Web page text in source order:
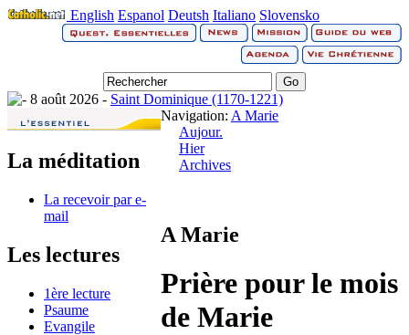
English Espanol Deutsh Italiano Slovensko
8 août 2026 - Saint Dominique (1170-1221)
La méditation
La recevoir par e-
mail
Les lectures
1ère lecture
Psaume
Evangile
Navigation: A Marie
Aujour.
Hier
Archives
A Marie
Prière pour le mois
de Marie